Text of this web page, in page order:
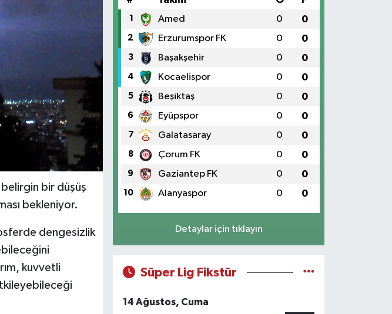
bir düşüş
bekleniyor.
dengesizlik
kuvvetli
1 Amed 0 0
2 Erzurumspor FK 0 0
3 Başakşehir 0 0
4 Kocaelispor 0 0
5 Beşiktaş 0 0
6 Eyüpspor 0 0
7 Galatasaray 0 0
8 Çorum FK 0 0
9 Gaziantep FK 0 0
10 Alanyaspor 0 0
Detaylar için tıklayın
Süper Lig Fikstür
14 Ağustos, Cuma